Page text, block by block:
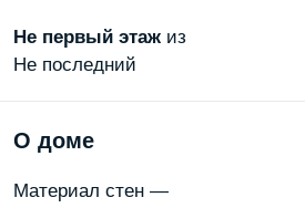
Не первый этаж из
Не последний
О доме
Материал стен —